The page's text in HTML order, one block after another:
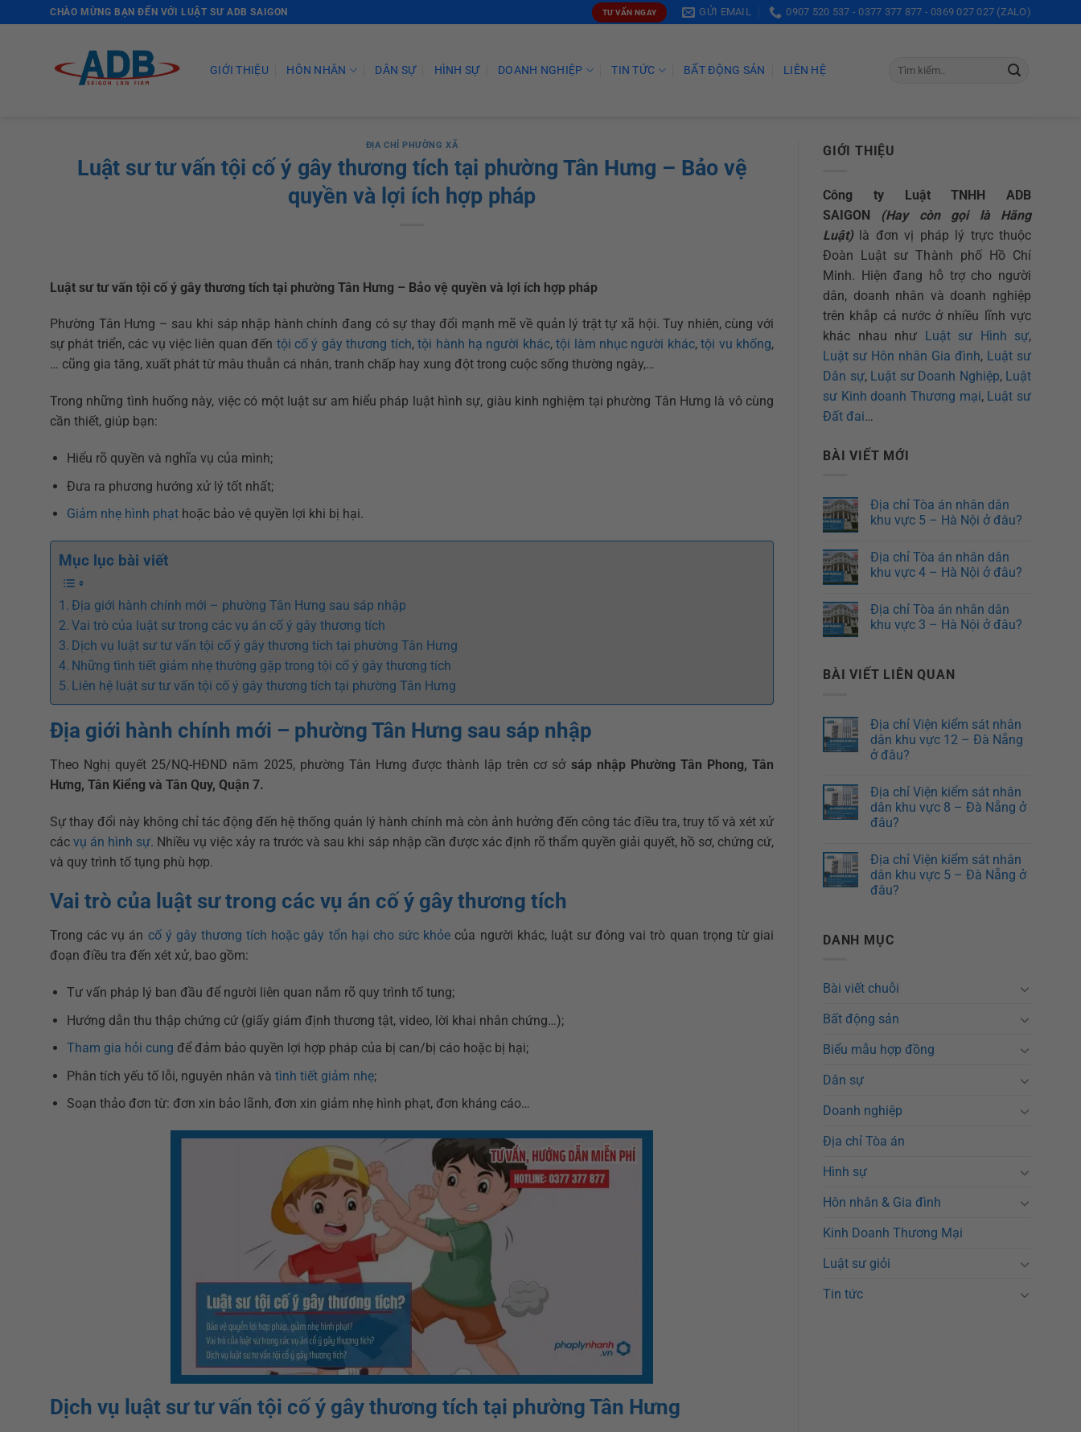
CHÀO MỪNG BẠN ĐẾN VỚI LUẬT SƯ ADB SAIGON TƯ VẤN NGAY GỬI EMAIL 0907 520 537 - 0377 377 877 - 0369 027 027 (ZALO)
GIỚI THIỆU HÔN NHÂN DÂN SỰ HÌNH SỰ DOANH NGHIỆP TIN TỨC BẤT ĐỘNG SẢN LIÊN HỆ
ĐỊA CHỈ PHƯỜNG XÃ
Luật sư tư vấn tội cố ý gây thương tích tại phường Tân Hưng – Bảo vệ
quyền và lợi ích hợp pháp
Luật sư tư vấn tội cố ý gây thương tích tại phường Tân Hưng – Bảo vệ quyền và lợi ích hợp pháp
Phường Tân Hưng – sau khi sáp nhập hành chính đang có sự thay đổi mạnh mẽ về quản lý trật tự xã hội. Tuy nhiên, cùng với
sự phát triển, các vụ việc liên quan đến tội cố ý gây thương tích,tội hành hạ người khác,tội làm nhục người khác,tội vu khống,
… cũng gia tăng, xuất phát từ mâu thuẫn cá nhân, tranh chấp hay xung đột trong cuộc sống thường ngày,…
Trong những tình huống này, việc có một luật sư am hiểu pháp luật hình sự, giàu kinh nghiệm tại phường Tân Hưng là vô cùng
cần thiết, giúp bạn:
Hiểu rõ quyền và nghĩa vụ của mình;
Đưa ra phương hướng xử lý tốt nhất;
Giảm nhẹ hình phạthoặc bảo vệ quyền lợi khi bị hại.
Mục lục bài viết
Địa giới hành chính mới – phường Tân Hưng sau sáp nhập
Vai trò của luật sư trong các vụ án cố ý gây thương tích
Dịch vụ luật sư tư vấn tội cố ý gây thương tích tại phường Tân Hưng
Những tình tiết giảm nhẹ thường gặp trong tội cố ý gây thương tích
Liên hệ luật sư tư vấn tội cố ý gây thương tích tại phường Tân Hưng
Địa giới hành chính mới – phường Tân Hưng sau sáp nhập
Theo Nghị quyết 25/NQ-HĐND năm 2025, phường Tân Hưng được thành lập trên cơ sở sáp nhập Phường Tân Phong, Tân
Hưng, Tân Kiểng và Tân Quy, Quận 7.
Sự thay đổi này không chỉ tác động đến hệ thống quản lý hành chính mà còn ảnh hưởng đến công tác điều tra, truy tố và xét xử
cácvụ án hình sự. Nhiều vụ việc xảy ra trước và sau khi sáp nhập cần được xác định rõ thẩm quyền giải quyết, hồ sơ, chứng cứ,
và quy trình tố tụng phù hợp.
Vai trò của luật sư trong các vụ án cố ý gây thương tích
Trong các vụ án cố ý gây thương tích hoặc gây tổn hại cho sức khỏe của người khác, luật sư đóng vai trò quan trọng từ giai
đoạn điều tra đến xét xử, bao gồm:
Tư vấn pháp lý ban đầu để người liên quan nắm rõ quy trình tố tụng;
Hướng dẫn thu thập chứng cứ (giấy giám định thương tật, video, lời khai nhân chứng…);
Tham gia hỏi cung để đảm bảo quyền lợi hợp pháp của bị can/bị cáo hoặc bị hại;
Phân tích yếu tố lỗi, nguyên nhân và tình tiết giảm nhẹ;
Soạn thảo đơn từ: đơn xin bảo lãnh, đơn xin giảm nhẹ hình phạt, đơn kháng cáo…
Dịch vụ luật sư tư vấn tội cố ý gây thương tích tại phường Tân Hưng
GIỚI THIỆU
Công ty Luật TNHH ADB
SAIGON
(Hay còn gọi là Hãng
Luật) là đơn vị pháp lý trực thuộc
Đoàn Luật sư Thành phố Hồ Chí
Minh. Hiện đang hỗ trợ cho người
dân, doanh nhân và doanh nghiệp
trên khắp cả nước ở nhiều lĩnh vực
khác nhau như Luật sư Hình sự,
Luật sư Hôn nhân Gia đình, Luật sư
Dân sự, Luật sư Doanh Nghiệp, Luật
sư Kinh doanh Thương mại, Luật sư
Đất đai…
BÀI VIẾT MỚI
Địa chỉ Tòa án nhân dân
khu vực 5 – Hà Nội ở đâu?
Địa chỉ Tòa án nhân dân
khu vực 4 – Hà Nội ở đâu?
Địa chỉ Tòa án nhân dân
khu vực 3 – Hà Nội ở đâu?
BÀI VIẾT LIÊN QUAN
Địa chỉ Viện kiểm sát nhân
dân khu vực 12 – Đà Nẵng
ở đâu?
Địa chỉ Viện kiểm sát nhân
dân khu vực 8 – Đà Nẵng ở
đâu?
Địa chỉ Viện kiểm sát nhân
dân khu vực 5 – Đà Nẵng ở
đâu?
DANH MỤC
Bài viết chuỗi
Bất động sản
Biểu mẫu hợp đồng
Dân sự
Doanh nghiệp
Địa chỉ Tòa án
Hình sự
Hôn nhân & Gia đình
Kinh Doanh Thương Mại
Luật sư giỏi
Tin tức